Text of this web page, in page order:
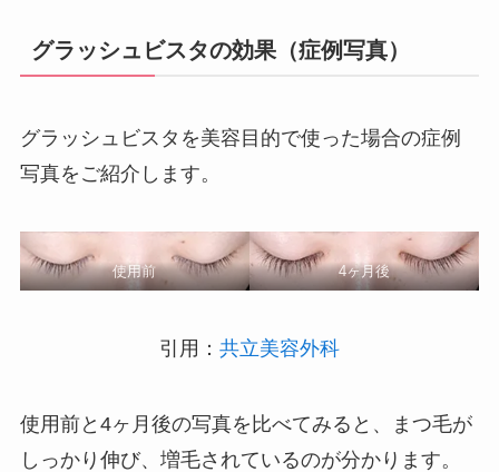
グラッシュビスタの効果（症例写真）
グラッシュビスタを美容目的で使った場合の症例
写真をご紹介します。
使用前 4ヶ月後
引用： 共立美容外科
使用前と4ヶ月後の写真を比べてみると、まつ毛が
しっかり伸び、増毛されているのが分かります。